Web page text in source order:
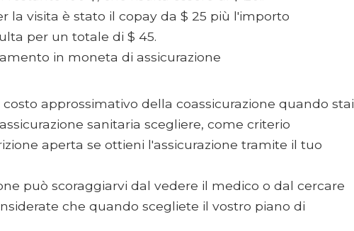
la visita è stato il copay da $ 25 più l'importo
per un totale di $ 45.
in moneta di assicurazione
approssimativo della coassicurazione quando stai
sanitaria scegliere, come criterio
aperta se ottieni l'assicurazione tramite il tuo
può scoraggiarvi dal vedere il medico o dal cercare
che quando scegliete il vostro piano di